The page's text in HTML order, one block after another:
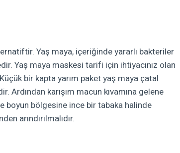
Yaş maya, içeriğinde yararlı bakteriler
Yaş maya maskesi tarifi için ihtiyacınız olan
bir kapta yarım paket yaş maya çatal
Ardından karışım macun kıvamına gelene
ve boyun bölgesine ince bir tabaka halinde
arındırılmalıdır.